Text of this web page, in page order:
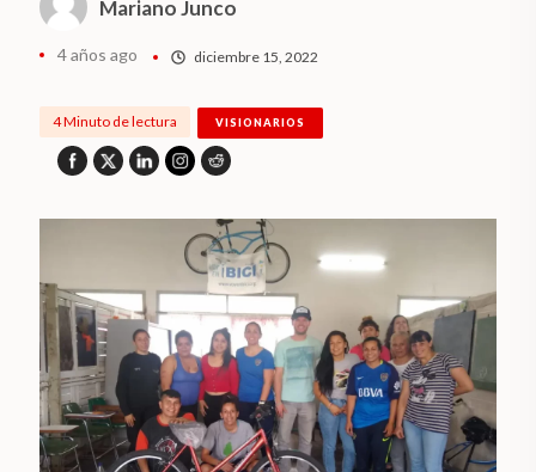
Mariano Junco
4 años ago diciembre 15, 2022
4 Minuto de lectura VISIONARIOS